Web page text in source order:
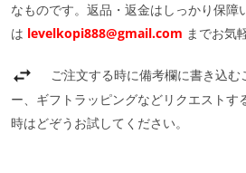
なものです。返品・返金はしっかり保障
は levelkopi888@gmail.com までお気
ご注文する時に備考欄に書き込
ー、ギフトラッピングなどリクエストす
時はどぞうお試してください。